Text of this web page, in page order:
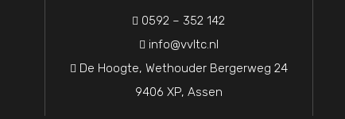
 0592 – 352 142
 info@vvltc.nl
 De Hoogte, Wethouder Bergerweg 24
9406 XP, Assen